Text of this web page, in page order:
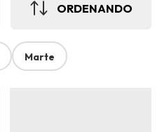
ORDENANDO
Marte